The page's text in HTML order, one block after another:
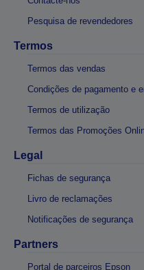
Pesquisa de revendedores
Termos
Termos das vendas
Condições de pagamento e
Termos de utilização
Termos das Promoções
Legal
Fichas de segurança
Livro de reclamações
Notificações de segurança
Partners
Portal de parceiros Epson